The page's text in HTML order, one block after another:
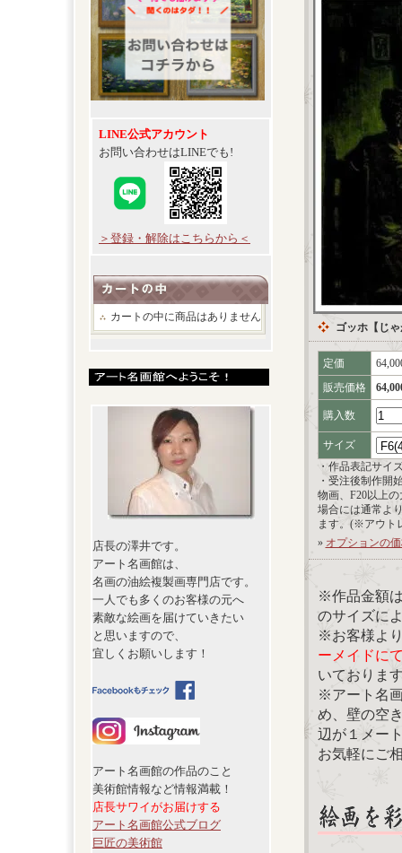
LINE公式アカウント
お問い合わせはLINEでも!
＞登録・解除はこちらから＜
カートの中に商品はありません
店長の澤井です。
アート名画館は、
名画の油絵複製画専門店です。
一人でも多くのお客様の元へ
素敵な絵画を届けていきたい
と思いますので、
宜しくお願いします！
アート名画館の作品のこと
美術館情報など情報満載！
店長サワイがお届けする
アート名画館公式ブログ
巨匠の美術館
ゴッホ【じ
定価
販売価格
購入数
サイズ
・作品表記サイ
・受注後制作開
物画、F20以上
場合には通常よ
ます。(※アウト
» オプションの
※作品金額
のサイズに
※お客様よ
ーメイドに
いておりま
※アート名
め、壁の空
辺が１メー
お気軽にご